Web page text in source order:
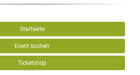
Startseite
Event suchen
Ticketshop